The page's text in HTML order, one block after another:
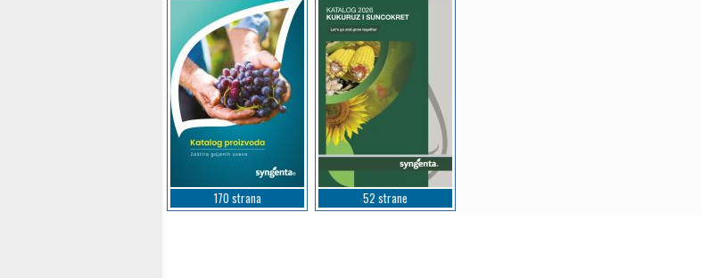
170 strana 52 strane